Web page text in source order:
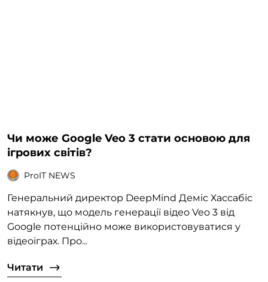
Чи може Google Veo 3 стати основою для
ігрових світів?
ProIT NEWS
Генеральний директор DeepMind Деміс Хассабіс
натякнув, що модель генерації відео Veo 3 від
Google потенційно може використовуватися у
відеоіграх. Про...
Читати